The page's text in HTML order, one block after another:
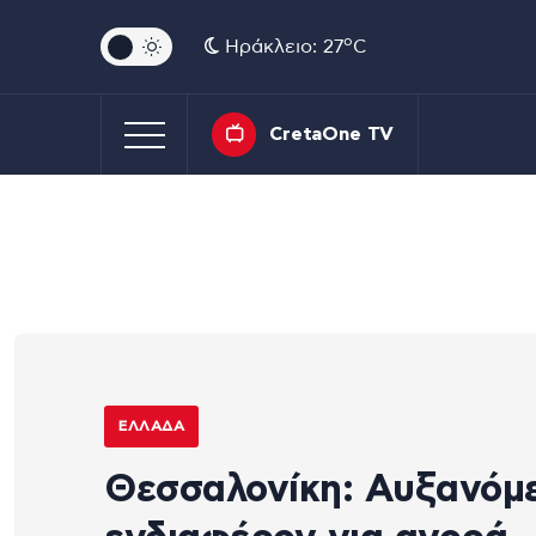
Ηράκλειο: 27oC
CretaOne TV
ΕΛΛΆΔΑ
Θεσσαλονίκη: